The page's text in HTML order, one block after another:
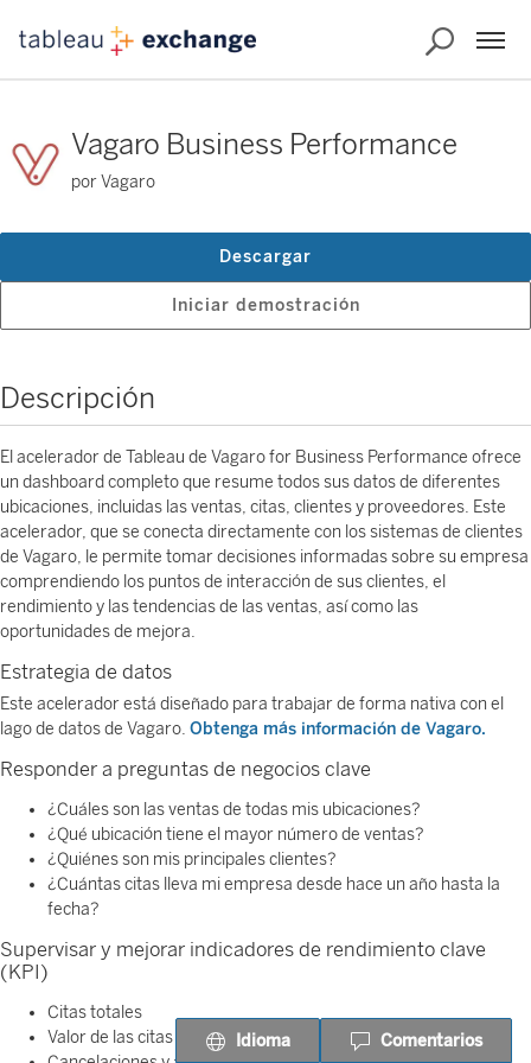
Vagaro Business Performance
por Vagaro
Iniciar demostración
Descargar
Descripción
El acelerador de Tableau de Vagaro for Business Performance ofrece
un dashboard completo que resume todos sus datos de diferentes
ubicaciones, incluidas las ventas, citas, clientes y proveedores. Este
acelerador, que se conecta directamente con los sistemas de clientes
de Vagaro, le permite tomar decisiones informadas sobre su empresa
comprendiendo los puntos de interacción de sus clientes, el
rendimiento y las tendencias de las ventas, así como las
oportunidades de mejora.
Estrategia de datos
Este acelerador está diseñado para trabajar de forma nativa con el
lago de datos de Vagaro. Obtenga más información de Vagaro.
Responder a preguntas de negocios clave
¿Cuáles son las ventas de todas mis ubicaciones?
¿Qué ubicación tiene el mayor número de ventas?
¿Quiénes son mis principales clientes?
¿Cuántas citas lleva mi empresa desde hace un año hasta la
fecha?
Supervisar y mejorar indicadores de rendimiento clave
(KPI)
Citas totales
Valor de las citas totales
Idioma Comentarios